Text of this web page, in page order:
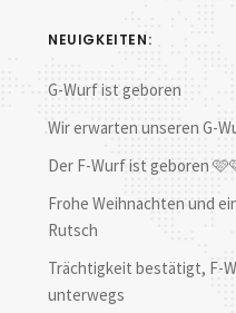
NEUIGKEITEN:
G-Wurf ist geboren
Wir erwarten unseren G-
Der F-Wurf ist geboren
Frohe Weihnachten und
Rutsch
Trächtigkeit bestätigt, F-
unterwegs